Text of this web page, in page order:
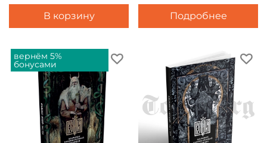
В корзину Подробнее
вернём 5%
бонусами